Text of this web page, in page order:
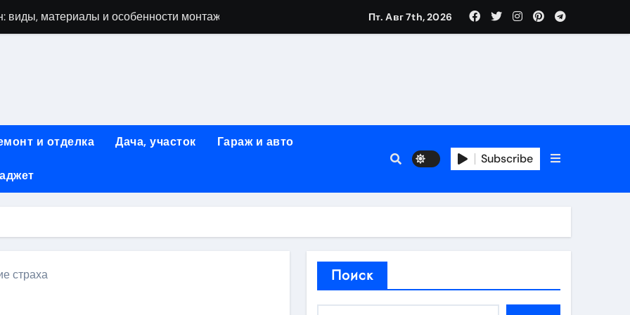
материалы и особенности монтажа
ногтевого сервиса: основные принципы и форматы участия
конструкции и этапы возведения
на рейсы в Киргизию
рекламных технологий для программной и мобильной рекламы
ассортимента и критериев выбора
квартир со вторым светом и террасой в готовых домах
Пт. Авг 7th, 2026
и отделка Дача, участок Гараж и авто
Subscribe
страха Поиск